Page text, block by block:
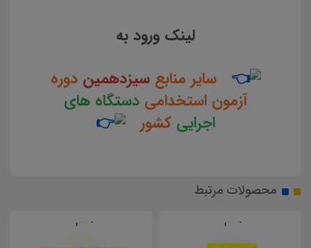
لینک ورود به
سایر منابعسیزدهمیندوره
آزمون استخدامی دستگاه های
اجرایی کشور
محصولات مرتبط